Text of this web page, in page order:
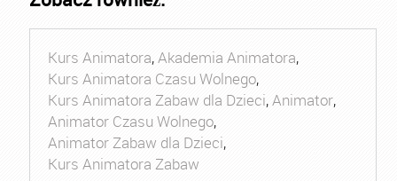
Kurs Animatora,Akademia Animatora,
Kurs Animatora Czasu Wolnego,
Kurs Animatora Zabaw dla Dzieci,Animator,
Animator Czasu Wolnego,
Animator Zabaw dla Dzieci,
Kurs Animatora Zabaw